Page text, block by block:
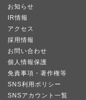
お知らせ
IR情報
アクセス
採用情報
お問い合わせ
個人情報保護
免責事項・著作権等
SNS利用ポリシー
SNSアカウント一覧